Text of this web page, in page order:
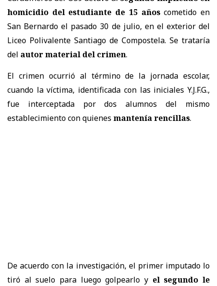
homicidio del estudiante de 15 añoscometido en
San Bernardo el pasado 30 de julio, en el exterior del
Liceo Polivalente Santiago de Compostela. Se trataría
del autor material del crimen.
El crimen ocurrió al término de la jornada escolar,
cuando la víctima, identificada con las iniciales Y.J.F.G.,
fue interceptada por dos alumnos del mismo
establecimiento con quienes mantenía rencillas.
De acuerdo con la investigación, el primer imputado lo
tiró al suelo para luego golpearlo y el segundo le